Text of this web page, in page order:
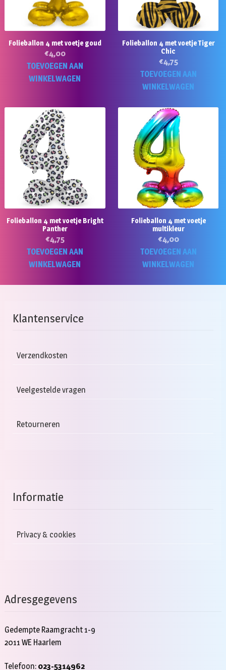
Folieballon 4 met voetje goud
€4,00
TOEVOEGEN AAN
WINKELWAGEN
Folieballon 4 met voetje Tiger
Chic
€4,75
TOEVOEGEN AAN
WINKELWAGEN
Folieballon 4 met voetje Bright
Panther
€4,75
TOEVOEGEN AAN
WINKELWAGEN
Folieballon 4 met voetje
multikleur
€4,00
TOEVOEGEN AAN
WINKELWAGEN
Klantenservice
Verzendkosten
Veelgestelde vragen
Retourneren
Informatie
Privacy & cookies
Adresgegevens
Gedempte Raamgracht 1-9
2011 WE Haarlem
Telefoon: 023-5314962